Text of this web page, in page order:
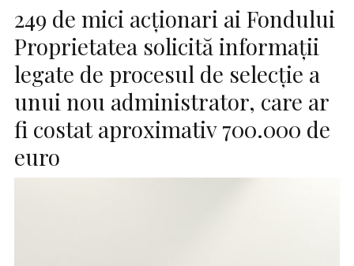
249 de mici acționari ai Fondului
Proprietatea solicită informații
legate de procesul de selecție a
unui nou administrator, care ar
fi costat aproximativ 700.000 de
euro